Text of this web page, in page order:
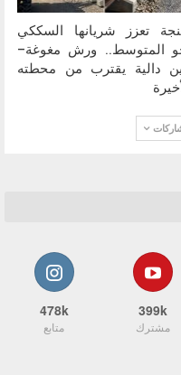
تعزز شريانها السككي
المتوسط.. ورش مغوغة–
دالية يقترب من محطته
399k
مشترك
478k
متابع